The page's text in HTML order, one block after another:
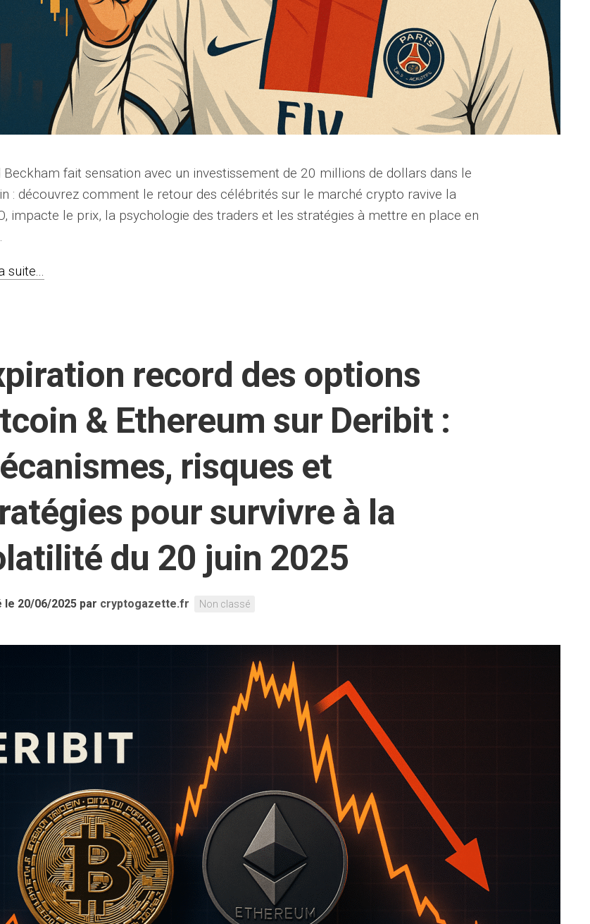
Beckham fait sensation avec un investissement de 20 millions de dollars dans le
: découvrez comment le retour des célébrités sur le marché crypto ravive la
impacte le prix, la psychologie des traders et les stratégies à mettre en place en
suite...
record des options
& Ethereum sur Deribit :
risques et
pour survivre à la
du 20 juin 2025
le 20/06/2025 par cryptogazette.fr Non classé